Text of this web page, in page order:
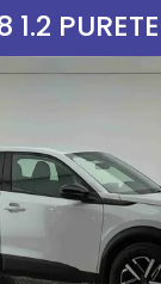
1.2